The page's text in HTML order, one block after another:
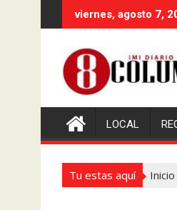
al
viernes, agosto 7,
LOCAL
Tu estas aquí Inicio